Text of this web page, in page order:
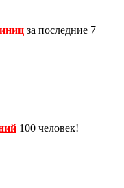
за последние 7
100 человек!